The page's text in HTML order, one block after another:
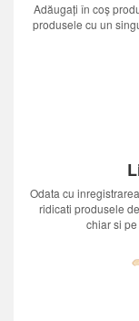
Adăugați în coș
produsele cu un
Odata cu
ridicati produsele
chiar si